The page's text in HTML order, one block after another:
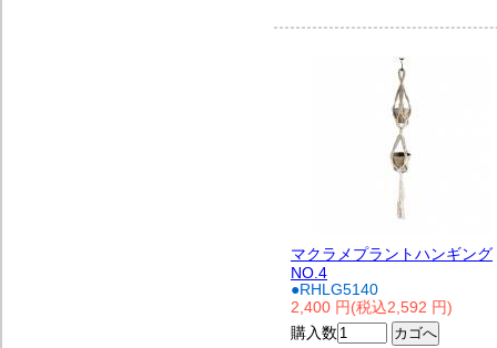
マクラメプラントハンギング
NO.4
●RHLG5140
2,400 円(税込2,592 円)
購入数